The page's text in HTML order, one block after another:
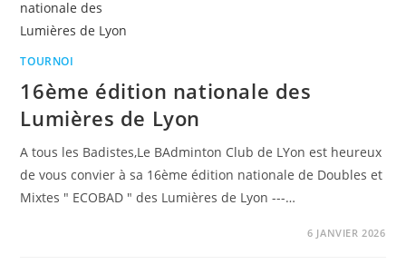
TOURNOI
16ème édition nationale des
Lumières de Lyon
A tous les Badistes,Le BAdminton Club de LYon est heureux
de vous convier à sa 16ème édition nationale de Doubles et
Mixtes " ECOBAD " des Lumières de Lyon ---…
6 JANVIER 2026